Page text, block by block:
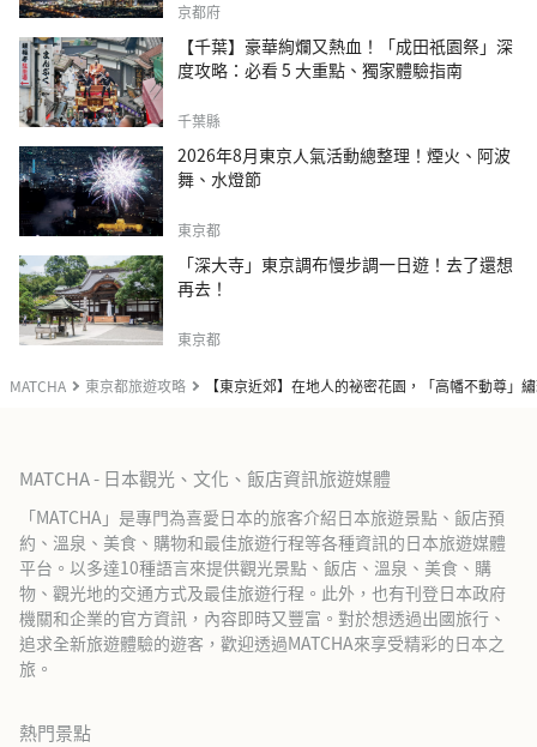
MATCHA 東京都旅遊攻略 【東京近郊】在地人的祕密花園，「高幡不動尊」
京都府
【千葉】豪華絢爛又熱血！「成田祇園祭」深
度攻略：必看 5 大重點、獨家體驗指南
千葉縣
2026年8月東京人氣活動總整理！煙火、阿波
舞、水燈節
東京都
「深大寺」東京調布慢步調一日遊！去了還想
再去！
東京都
MATCHA - 日本觀光、文化、飯店資訊旅遊媒體
「MATCHA」是專門為喜愛日本的旅客介紹日本旅遊景點、飯店預
約、溫泉、美食、購物和最佳旅遊行程等各種資訊的日本旅遊媒體
平台。以多達10種語言來提供觀光景點、飯店、溫泉、美食、購
物、觀光地的交通方式及最佳旅遊行程。此外，也有刊登日本政府
機關和企業的官方資訊，內容即時又豐富。對於想透過出國旅行、
追求全新旅遊體驗的遊客，歡迎透過MATCHA來享受精彩的日本之
旅。
熱門景點